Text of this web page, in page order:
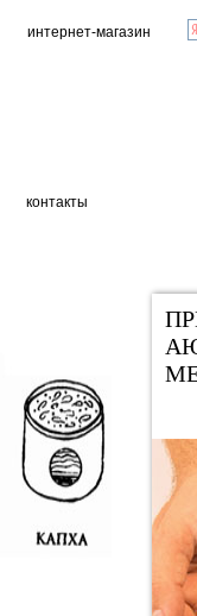
интернет-магазин
контакты